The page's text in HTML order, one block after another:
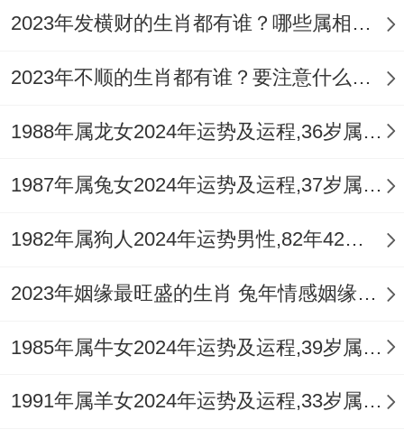
默契。
以实际互动论，蛇的沉稳可平衡猴的跳脱，
彼此心机过重反生隔阂。
子申三合中鼠年出生者（如1996年丙子）以
相涵」的智慧组合，利于共同事业发展，唯
水过旺时猴方易感情绪浮荡，辰申三合中龙
助申金，但辰为水库，若命局水泛，反成土
湿金埋之弊，午马为火，可锻金成器，但需
2023年发横财的生肖都有谁？哪些属相财运旺盛？
2023年不顺的生肖都有谁？要注意什么呢？
1988年属龙女2024年运势及运程,36岁属龙人2024全年每月运势女性如何
1987年属兔女2024年运势及运程,37岁属兔人2024全年每月运势女性如何
1982年属狗人2024年运势男性,82年42岁属狗男2024年每月运程怎么样
2023年姻缘最旺盛的生肖 兔年情感姻缘运比较旺的属相
1985年属牛女2024年运势及运程,39岁属牛人2024全年每月运势女性如何
1991年属羊女2024年运势及运程,33岁属羊人2024全年每月运势女性如何